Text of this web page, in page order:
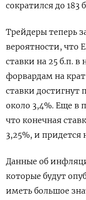
сократился до 183
Трейдеры теперь
вероятности, что
ставки на 25 б.п. в
форвардам на
ставки достигнут
около 3,4%. Еще в
что конечная
3,25%, и придется
Данные об
которые будут
иметь большое